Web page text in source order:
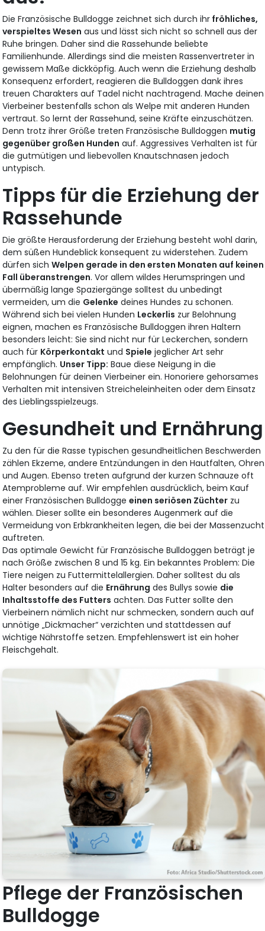
Die Französische Bulldogge zeichnet sich durch ihr fröhliches,
verspieltes Wesen aus und lässt sich nicht so schnell aus der
Ruhe bringen. Daher sind die Rassehunde beliebte
Familienhunde. Allerdings sind die meisten Rassenvertreter in
gewissem Maße dickköpfig. Auch wenn die Erziehung deshalb
Konsequenz erfordert, reagieren die Bulldoggen dank ihres
treuen Charakters auf Tadel nicht nachtragend. Mache deinen
Vierbeiner bestenfalls schon als Welpe mit anderen Hunden
vertraut. So lernt der Rassehund, seine Kräfte einzuschätzen.
Denn trotz ihrer Größe treten Französische Bulldoggen mutig
gegenüber großen Hunden auf. Aggressives Verhalten ist für
die gutmütigen und liebevollen Knautschnasen jedoch
untypisch.
Tipps für die Erziehung der
Rassehunde
Die größte Herausforderung der Erziehung besteht wohl darin,
dem süßen Hundeblick konsequent zu widerstehen. Zudem
dürfen sichWelpen gerade in den ersten Monaten auf keinen
Fall überanstrengen. Vor allem wildes Herumspringen und
übermäßig lange Spaziergänge solltest du unbedingt
vermeiden, um die Gelenke deines Hundes zu schonen.
Während sich bei vielen Hunden Leckerlis zur Belohnung
eignen, machen es Französische Bulldoggen ihren Haltern
besonders leicht: Sie sind nicht nur für Leckerchen, sondern
auch für Körperkontakt und Spiele jeglicher Art sehr
empfänglich. Unser Tipp: Baue diese Neigung in die
Belohnungen für deinen Vierbeiner ein. Honoriere gehorsames
Verhalten mit intensiven Streicheleinheiten oder dem Einsatz
des Lieblingsspielzeugs.
Gesundheit und Ernährung
Zu den für die Rasse typischen gesundheitlichen Beschwerden
zählen Ekzeme, andere Entzündungen in den Hautfalten, Ohren
und Augen. Ebenso treten aufgrund der kurzen Schnauze oft
Atemprobleme auf. Wir empfehlen ausdrücklich, beim Kauf
einer Französischen Bulldoggeeinen seriösen Züchter zu
wählen. Dieser sollte ein besonderes Augenmerk auf die
Vermeidung von Erbkrankheiten legen, die bei der Massenzucht
auftreten.
Das optimale Gewicht für Französische Bulldoggen beträgt je
nach Größe zwischen 8 und 15 kg. Ein bekanntes Problem: Die
Tiere neigen zu Futtermittelallergien. Daher solltest du als
Halter besonders auf die Ernährung des Bullys sowie die
Inhaltsstoffe des Futters achten. Das Futter sollte den
Vierbeinern nämlich nicht nur schmecken, sondern auch auf
unnötige „Dickmacher“ verzichten und stattdessen auf
wichtige Nährstoffe setzen. Empfehlenswert ist ein hoher
Fleischgehalt.
Pflege der Französischen
Bulldogge